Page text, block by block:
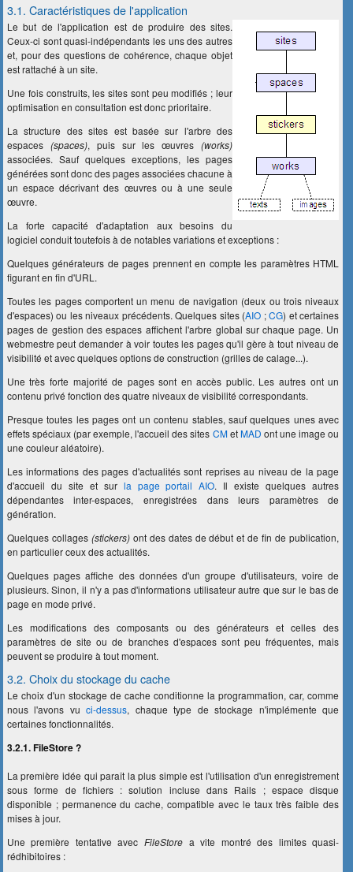
3.1. Caractéristiques de l'application
Le but de l'application est de produire des sites.
Ceux-ci sont quasi-indépendants les uns des autres
et, pour des questions de cohérence, chaque objet
est rattaché à un site.
Une fois construits, les sites sont peu modifiés ; leur
optimisation en consultation est donc prioritaire.
La structure des sites est basée sur l'arbre des
espaces (spaces), puis sur les œuvres(works)
associées. Sauf quelques exceptions, les pages
générées sont donc des pages associées chacune à
un espace décrivant des œuvres ou à une seule
œuvre.
La forte capacité d'adaptation aux besoins du
logiciel conduit toutefois à de notables variations et exceptions :
Quelques générateurs de pages prennent en compte les paramètres HTML
figurant en fin d'URL.
Toutes les pages comportent un menu de navigation (deux ou trois niveaux
d'espaces) ou les niveaux précédents. Quelques sites (AIO ;CG) et certaines
pages de gestion des espaces affichent l'arbre global sur chaque page. Un
webmestre peut demander à voir toutes les pages qu'il gère à tout niveau de
visibilité et avec quelques options de construction (grilles de calage...).
Une très forte majorité de pages sont en accès public. Les autres ont un
contenu privé fonction des quatre niveaux de visibilité correspondants.
Presque toutes les pages ont un contenu stables, sauf quelques unes avec
effets spéciaux (par exemple, l'accueil des sites CMetMAD ont une image ou
une couleur aléatoire).
Les informations des pages d'actualités sont reprises au niveau de la page
d'accueil du site et sur la page portail AIO. Il existe quelques autres
dépendantes inter-espaces, enregistrées dans leurs paramètres de
génération.
Quelques collages (stickers)ont des dates de début et de fin de publication,
en particulier ceux des actualités.
Quelques pages affiche des données d'un groupe d'utilisateurs, voire de
plusieurs. Sinon, il n'y a pas d'informations utilisateur autre que sur le bas de
page en mode privé.
Les modifications des composants ou des générateurs et celles des
paramètres de site ou de branches d'espaces sont peu fréquentes, mais
peuvent se produire à tout moment.
3.2. Choix du stockage du cache
Le choix d'un stockage de cache conditionne la programmation, car, comme
nous l'avons vuci-dessus, chaque type de stockage n'implémente que
certaines fonctionnalités.
3.2.1. FileStore ?
La première idée qui paraît la plus simple est l'utilisation d'un enregistrement
sous forme de fichiers : solution incluse dans Rails ; espace disque
disponible ; permanence du cache, compatible avec le taux très faible des
mises à jour.
Une première tentative avec FileStore a vite montré des limites quasi-
rédhibitoires :